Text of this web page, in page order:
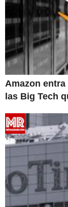
Amazon
las Big Tech